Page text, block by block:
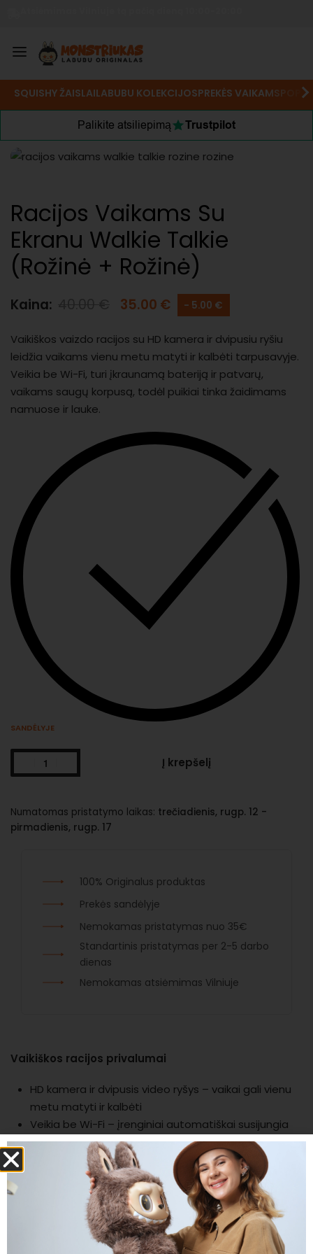
SQUISHY ŽAISLAILABUBU KOLEKCIJOSPREKĖS VAIKAMSPOP
Palikite atsiliepimą Trustpilot
Racijos Vaikams Su
Ekranu Walkie Talkie
(Rožinė + Rožinė)
Kaina: 35.00 € - 5.00 €
Vaikiškos vaizdo racijos su HD kamera ir dvipusiu ryšiu
leidžia vaikams vienu metu matyti ir kalbėti tarpusavyje.
Veikia be Wi-Fi, turi įkraunamą bateriją ir patvarų,
vaikams saugų korpusą, todėl puikiai tinka žaidimams
namuose ir lauke.
SANDĖLYJE
Į krepšelį
Numatomas pristatymo laikas: trečiadienis, rugp. 12 -
pirmadienis, rugp. 17
100% Originalus produktas
Prekės sandėlyje
Nemokamas pristatymas nuo 35€
Standartinis pristatymas per 2-5 darbo
dienas
Nemokamas atsiėmimas Vilniuje
Vaikiškos racijos privalumai
HD kamera ir dvipusis video ryšys – vaikai gali vienu
metu matyti ir kalbėti
Veikia be Wi-Fi – įrenginiai automatiškai susijungia
tarpusavyje
Stabilus ryšys iki 100 m lauke ir 50 m viduje
Aiški garso kokybė patikimam bendravimui žaidžiant
Patvarus ir saugus ABS korpusas su užapvalintais
650 mAh įkraunama baterija su USB-C įkrovimu
Iki 2,5 val. naudojimo ir iki 7 dienų budėjimo režimo